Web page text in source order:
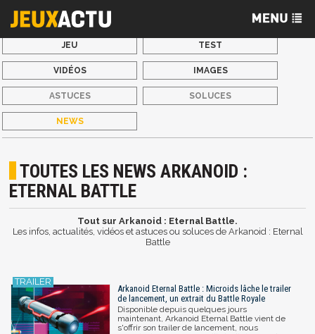
JEU TEST
VIDÉOS IMAGES
ASTUCES SOLUCES
NEWS
TOUTES LES NEWS ARKANOID :
ETERNAL BATTLE
Tout sur Arkanoid : Eternal Battle.
Les infos, actualités, vidéos et astuces ou soluces de Arkanoid : Eternal
Battle
Arkanoid Eternal Battle : Microids lâche le trailer
de lancement, un extrait du Battle Royale
Disponible depuis quelques jours
maintenant, Arkanoid Eternal Battle vient de
s'offrir son trailer de lancement, nous